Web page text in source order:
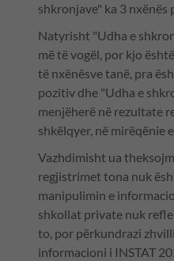
shkronjave" ka 3 nxënës
Natyrisht "Udha e
më të vogël, por kjo
të nxënësve tanë, pra
pozitiv dhe "Udha e
menjëherë në rezultate
shkëlqyer, në mirëqënie
Vazhdimisht ua
regjistrimet tona nuk
manipulimin e
shkollat private nuk
to, por përkundrazi
informacioni i INSTAT